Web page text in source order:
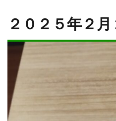
２０２５年２月